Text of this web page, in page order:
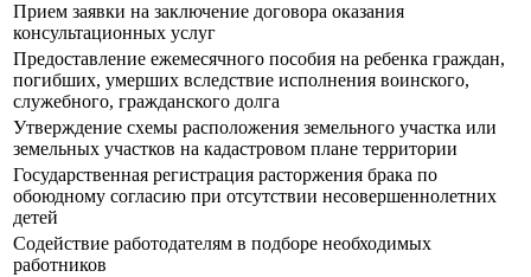
Прием заявки на заключение договора оказания
консультационных услуг
Предоставление ежемесячного пособия на ребенка граждан,
погибших, умерших вследствие исполнения воинского,
служебного, гражданского долга
Утверждение схемы расположения земельного участка или
земельных участков на кадастровом плане территории
Государственная регистрация расторжения брака по
обоюдному согласию при отсутствии несовершеннолетних
детей
Содействие работодателям в подборе необходимых
работников